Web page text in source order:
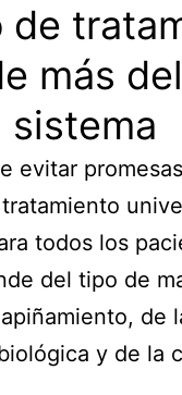
de
más
sistema
evitar
todos los
del tipo de
de
y de la